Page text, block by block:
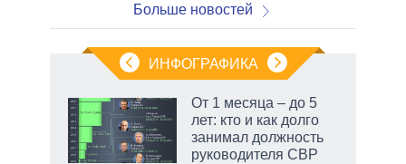
Больше новостей
ИНФОГРАФИКА
От 1 месяца – до 5
лет: кто и как долго
занимал должность
руководителя СВР